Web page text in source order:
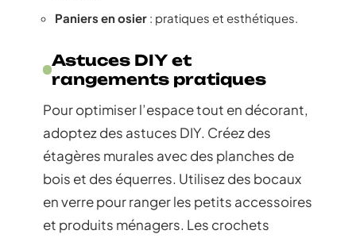
Paniers en osier : pratiques et esthétiques.
Astuces DIY et
rangements pratiques
Pour optimiser l’espace tout en décorant,
adoptez des astuces DIY. Créez des
étagères murales avec des planches de
bois et des équerres. Utilisez des bocaux
en verre pour ranger les petits accessoires
et produits ménagers. Les crochets